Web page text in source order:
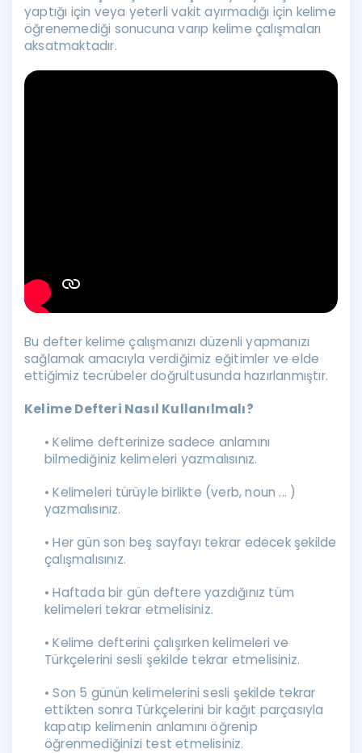
yaptığı için veya yeterli vakit ayırmadığı için kelime
öğrenemediği sonucuna varıp kelime çalışmaları
aksatmaktadır.
Bu defter kelime çalışmanızı düzenli yapmanızı
sağlamak amacıyla verdiğimiz eğitimler ve elde
ettiğimiz tecrübeler doğrultusunda hazırlanmıştır.
Kelime Defteri Nasıl Kullanılmalı?
• Kelime defterinize sadece anlamını
bilmediğiniz kelimeleri yazmalısınız.
• Kelimeleri türüyle birlikte (verb, noun ... )
yazmalısınız.
• Her gün son beş sayfayı tekrar edecek şekilde
çalışmalısınız.
• Haftada bir gün deftere yazdığınız tüm
kelimeleri tekrar etmelisiniz.
• Kelime defterini çalışırken kelimeleri ve
Türkçelerini sesli şekilde tekrar etmelisiniz.
• Son 5 günün kelimelerini sesli şekilde tekrar
ettikten sonra Türkçelerini bir kağıt parçasıyla
kapatıp kelimenin anlamını öğrenip
öğrenmediğinizi test etmelisiniz.